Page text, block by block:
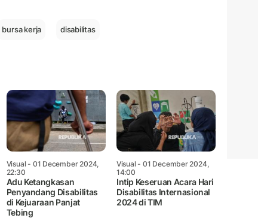
bursa kerja disabilitas
Visual - 01 December 2024,
22:30
Adu Ketangkasan
Penyandang Disabilitas
di Kejuaraan Panjat
Tebing
Visual - 01 December 2024,
14:00
Intip Keseruan Acara Hari
Disabilitas Internasional
2024 di TIM